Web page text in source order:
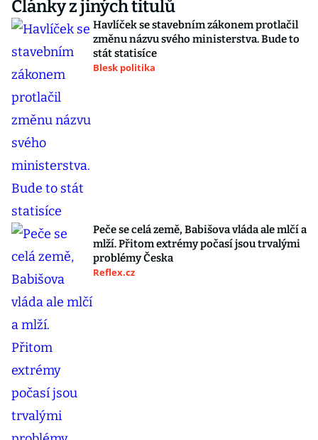
Články z jiných titulů
Havlíček se stavebním zákonem protlačil
změnu názvu svého ministerstva. Bude to
stát statisíce
Blesk politika
Peče se celá země, Babišova vláda ale mlčí a
mlží. Přitom extrémy počasí jsou trvalými
problémy Česka
Reflex.cz